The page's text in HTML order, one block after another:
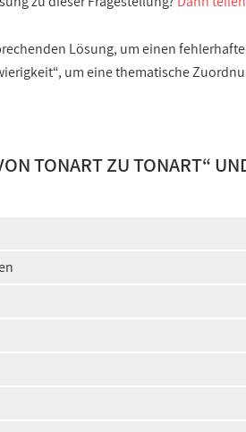
Lösung, um einen
um eine thematische
TONART ZU TONART“